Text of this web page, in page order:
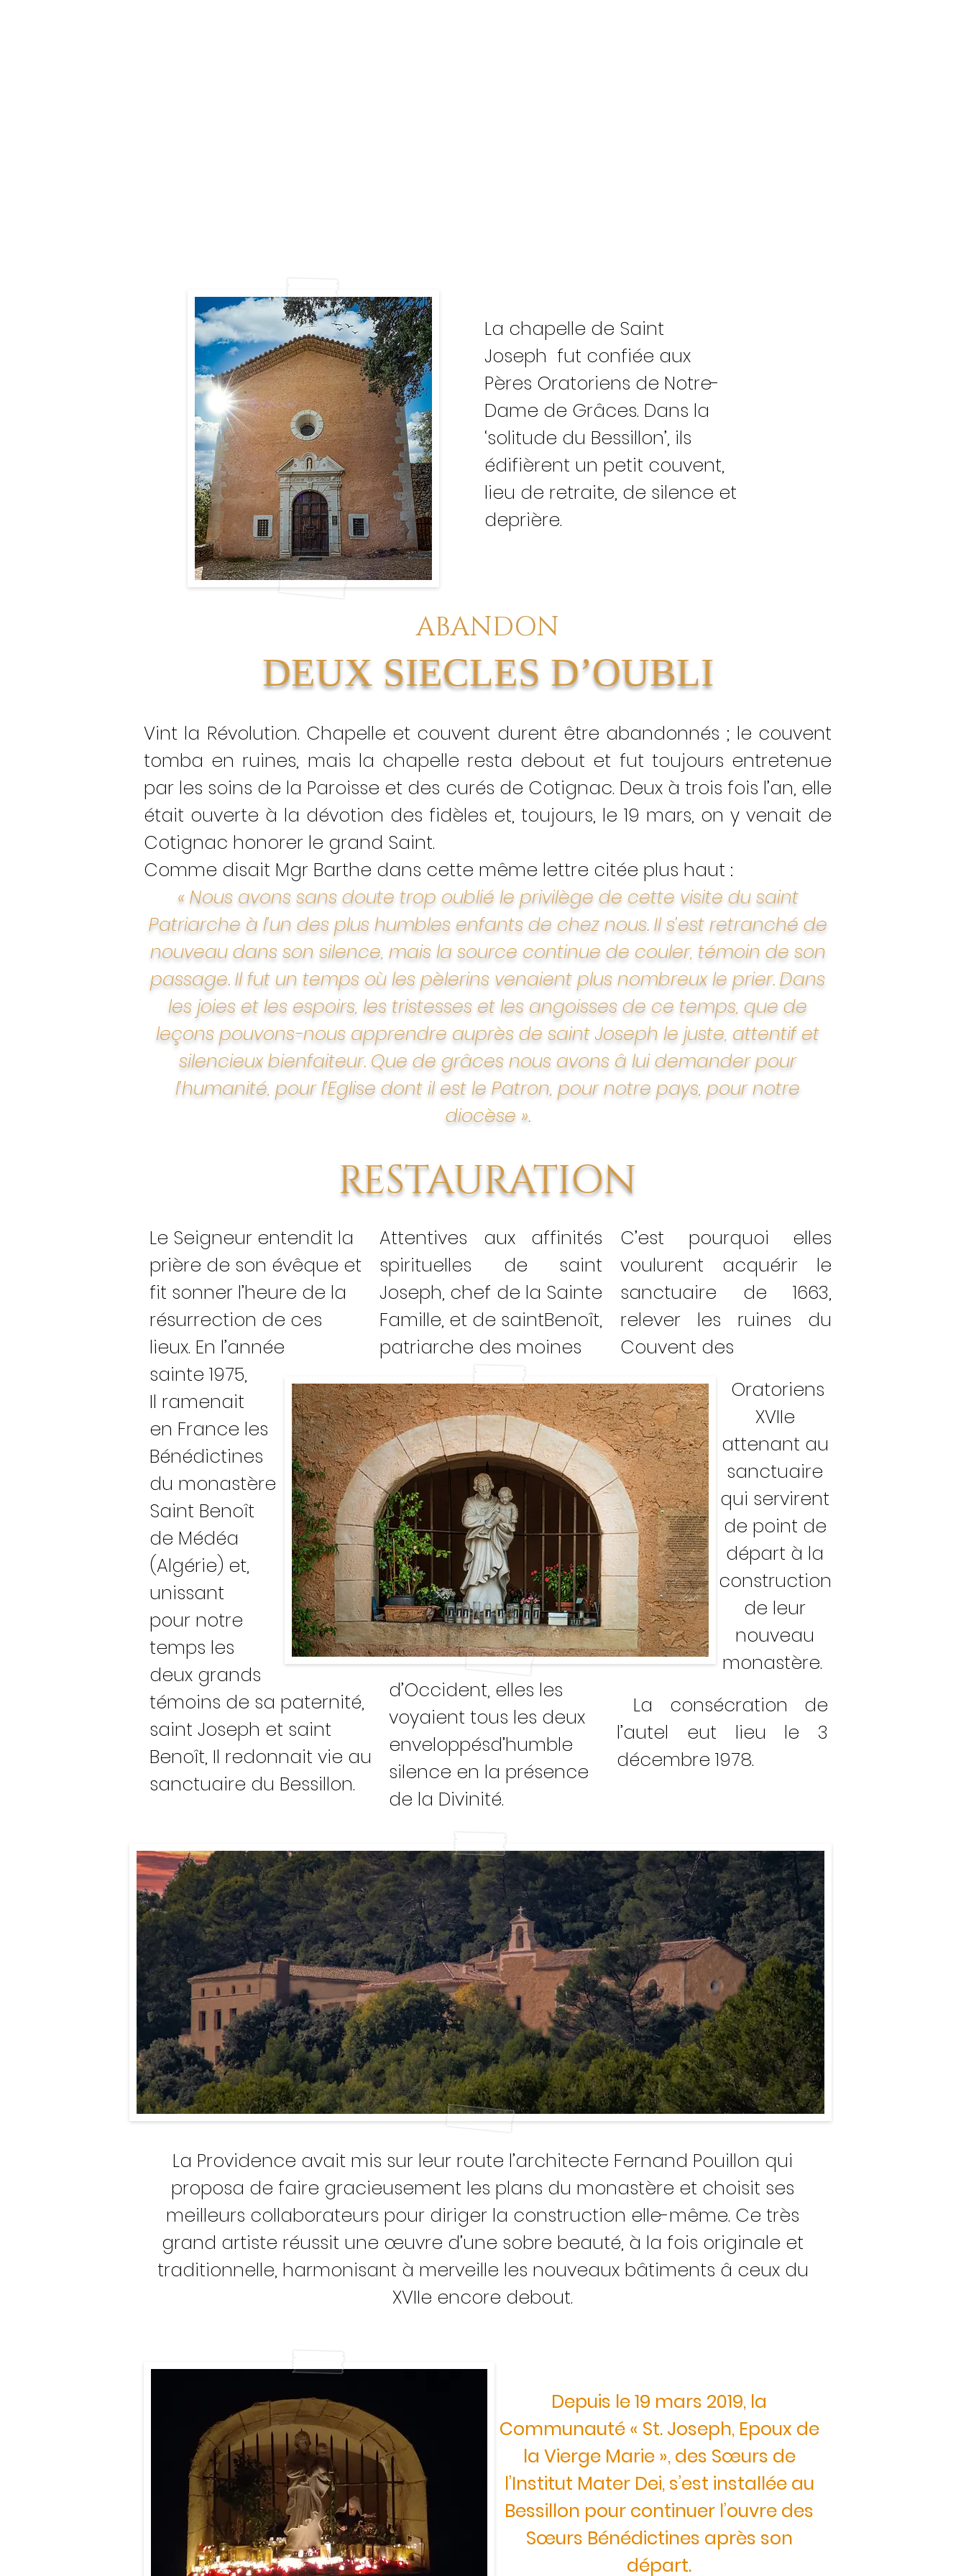
La chapelle de Saint
Joseph fut confiée aux
Pères Oratoriens de Notre-
Dame de Grâces. Dans la
‘solitude du Bessillon’, ils
édifièrent un petit couvent,
lieu de retraite, de silence et
deprière.
ABANDON
DEUX SIECLES D’OUBLI
Vint la Révolution. Chapelle et couvent durent être abandonnés ; le couvent
tomba en ruines, mais la chapelle resta debout et fut toujours entretenue
par les soins de la Paroisse et des curés de Cotignac. Deux à trois fois l’an, elle
était ouverte à la dévotion des fidèles et, toujours, le 19 mars, on y venait de
Cotignac honorer le grand Saint.
Comme disait Mgr Barthe dans cette même lettre citée plus haut :
« Nous avons sans doute trop oublié le privilège de cette visite du saint
Patriarche à l’un des plus humbles enfants de chez nous. Il s’est retranché de
nouveau dans son silence, mais la source continue de couler, témoin de son
passage. Il fut un temps où les pèlerins venaient plus nombreux le prier. Dans
les joies et les espoirs, les tristesses et les angoisses de ce temps, que de
leçons pouvons-nous apprendre auprès de saint Joseph le juste, attentif et
silencieux bienfaiteur. Que de grâces nous avons â lui demander pour
l’humanité, pour l’Eglise dont il est le Patron, pour notre pays, pour notre
diocèse ».
RESTAURATION
Attentives aux affinités
spirituelles de saint
Joseph, chef de la Sainte
Famille, et de saintBenoît,
patriarche des moines
Le Seigneur entendit la
prière de son évêque et
fit sonner l’heure de la
résurrection de ces
lieux. En l’année
sainte 1975,
Il ramenait
en France les
Bénédictines
du monastère
Saint Benoît
de Médéa
(Algérie) et,
unissant
pour notre
temps les
deux grands
témoins de sa paternité,
saint Joseph et saint
Benoît, Il redonnait vie au
sanctuaire du Bessillon.
d’Occident, elles les
voyaient tous les deux
enveloppésd’humble
silence en la présence
de la Divinité.
C’est pourquoi elles
voulurent acquérir le
sanctuaire de 1663,
relever les ruines du
Couvent des
Oratoriens
XVIIe
attenant au
sanctuaire
qui servirent
de point de
départ à la
construction
de leur
nouveau
monastère.
La consécration de
l’autel eut lieu le 3
décembre 1978.
La Providence avait mis sur leur route l’architecte Fernand Pouillon qui
proposa de faire gracieusement les plans du monastère et choisit ses
meilleurs collaborateurs pour diriger la construction elle-même. Ce très
grand artiste réussit une œuvre d’une sobre beauté, à la fois originale et
traditionnelle, harmonisant à merveille les nouveaux bâtiments â ceux du
XVIIe encore debout.
Depuis le 19 mars 2019, la
Communauté « St. Joseph, Epoux de
la Vierge Marie », des Sœurs de
l’Institut Mater Dei, s’est installée au
Bessillon pour continuer l’ouvre des
Sœurs Bénédictines après son
départ.